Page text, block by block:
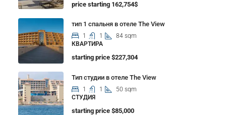
price starting 162,754$
тип 1 спальня в отеле The View
1 1
84 sqm
КВАРТИРА
starting price $227,304
Тип студии в отеле The View
1 1
50 sqm
СТУДИЯ
starting price $85,000